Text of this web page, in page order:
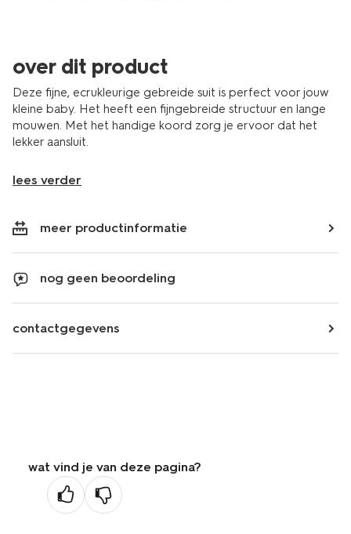
over dit product
Deze fijne, ecrukleurige gebreide suit is perfect voor jouw
kleine baby. Het heeft een fijngebreide structuur en lange
mouwen. Met het handige koord zorg je ervoor dat het
lekker aansluit.
lees verder
meer productinformatie
nog geen beoordeling
contactgegevens
wat vind je van deze pagina?